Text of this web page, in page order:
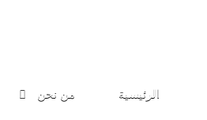
الرئيسية من نحن